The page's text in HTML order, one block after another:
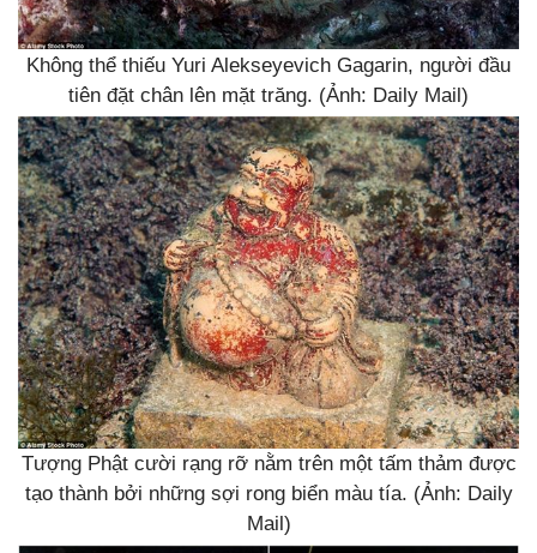
Không thể thiếu Yuri Alekseyevich Gagarin, người đầu
tiên đặt chân lên mặt trăng. (Ảnh: Daily Mail)
Tượng Phật cười rạng rỡ nằm trên một tấm thảm được
tạo thành bởi những sợi rong biển màu tía. (Ảnh: Daily
Mail)